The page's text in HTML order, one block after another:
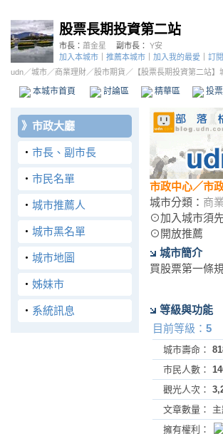
股票長期投資第二站
市長： 蕭金星 副市長： Y安
加入本城市
推薦本城市 加入我的最愛
訂
udn／城市／商業理財／股市期貨 ／ 【股票長期投資第二站】
本城市首頁 討論區 精華區 投
》 市政大廳
‧ 市長、副市長
‧ 市民名單
‧ 城市推薦人
‧ 城市黑名單
‧ 城市地圖
‧ 姊妹市
‧ 系統訊息
市政中心／市
城市分類： 商
⊙加入城市須
⊙開放推薦
城市簡介
買股票第一條
等級與功能
目前等級 ： 5
城市壽命：
市民人數：
觀光人次：
文章數量：
擁有權利：